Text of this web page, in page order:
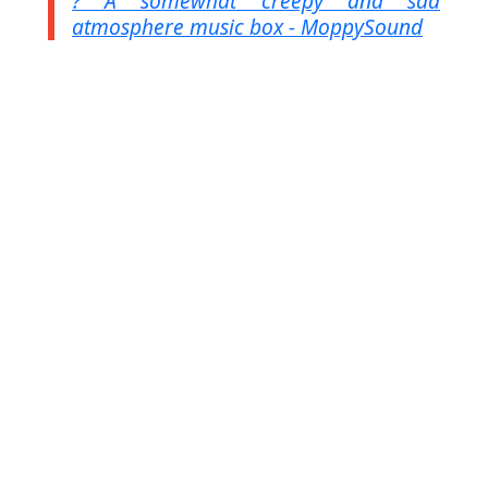
atmosphere music box - MoppySound